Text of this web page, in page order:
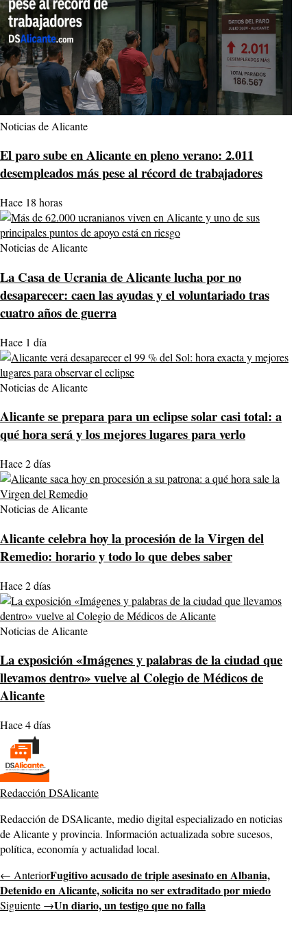
Noticias de Alicante
El paro sube en Alicante en pleno verano: 2.011
desempleados más pese al récord de trabajadores
Hace 18 horas
Noticias de Alicante
La Casa de Ucrania de Alicante lucha por no
desaparecer: caen las ayudas y el voluntariado tras
cuatro años de guerra
Hace 1 día
Noticias de Alicante
Alicante se prepara para un eclipse solar casi total: a
qué hora será y los mejores lugares para verlo
Hace 2 días
Noticias de Alicante
Alicante celebra hoy la procesión de la Virgen del
Remedio: horario y todo lo que debes saber
Hace 2 días
Noticias de Alicante
La exposición «Imágenes y palabras de la ciudad que
llevamos dentro» vuelve al Colegio de Médicos de
Alicante
Hace 4 días
Redacción DSAlicante
Redacción de DSAlicante, medio digital especializado en noticias
de Alicante y provincia. Información actualizada sobre sucesos,
política, economía y actualidad local.
← AnteriorFugitivo acusado de triple asesinato en Albania,
Detenido en Alicante, solicita no ser extraditado por miedo
Siguiente →Un diario, un testigo que no falla